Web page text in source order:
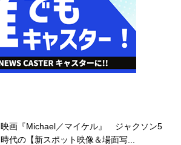
映画『Michael／マイケル』 ジャクソン5
時代の【新スポット映像＆場面写...